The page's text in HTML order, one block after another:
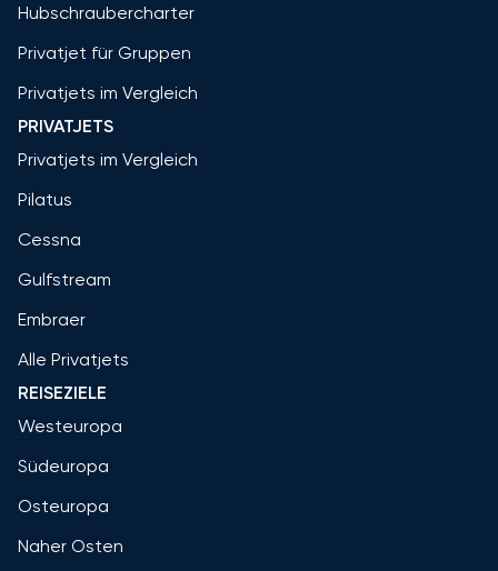
Hubschraubercharter
Privatjet für Gruppen
Privatjets im Vergleich
PRIVATJETS
Privatjets im Vergleich
Pilatus
Cessna
Gulfstream
Embraer
Alle Privatjets
REISEZIELE
Westeuropa
Südeuropa
Osteuropa
Naher Osten